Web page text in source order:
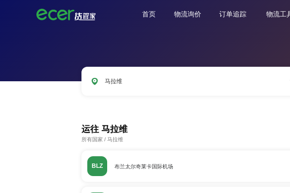
首页 物流询价 订单追踪 物流工
马拉维
运往 马拉维
所有国家 / 马拉维
BLZ 布兰太尔奇莱卡国际机场